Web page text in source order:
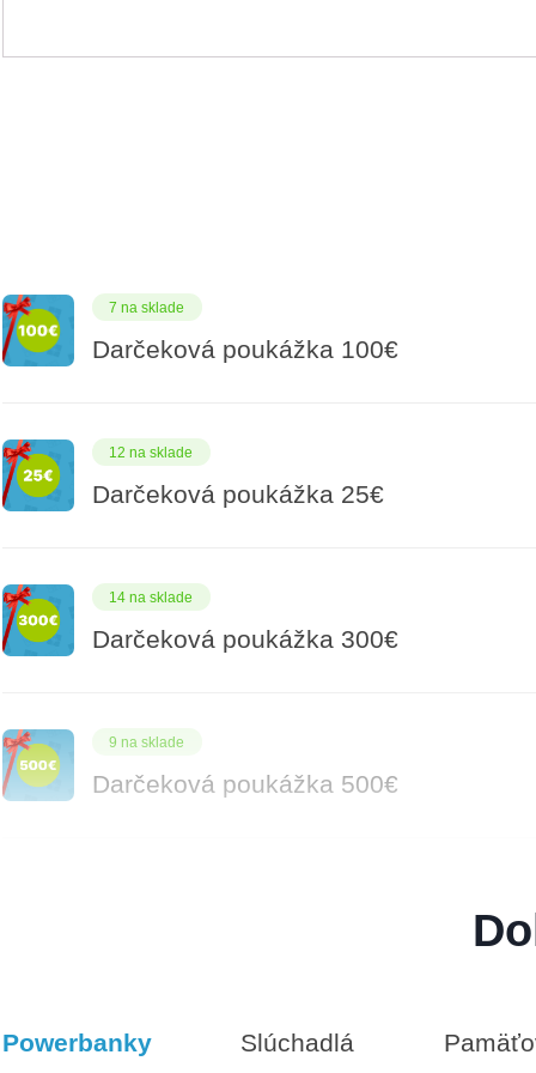
7 na sklade
Darčeková poukážka 100€
12 na sklade
Darčeková poukážka 25€
14 na sklade
Darčeková poukážka 300€
9 na sklade
Darčeková poukážka 500€
5 na sklade
Vhodné príslušenstvo
Powerbanky Slúchadlá